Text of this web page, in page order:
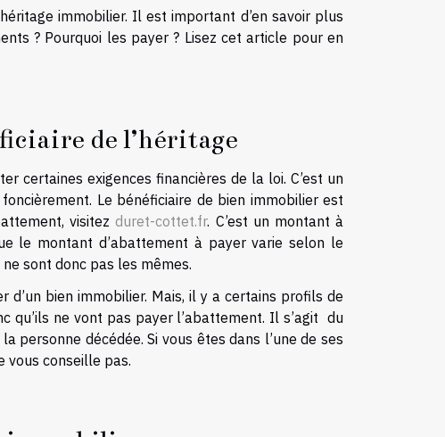
immobilier. Il est important d’en savoir plus
? Pourquoi les payer ? Lisez cet article pour en
de l’héritage
certaines exigences financières de la loi. C’est un
Le bénéficiaire de bien immobilier est
visitezduret-cottet.fr. C’est un montant à
le montant d’abattement à payer varie selon le
sont donc pas les mêmes.
bien immobilier. Mais, il y a certains profils de
qu’ils ne vont pas payer l’abattement. Il s’agit du
personne décédée. Si vous êtes dans l’une de ses
vous conseille pas.